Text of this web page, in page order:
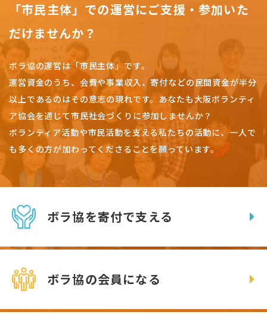
「市民主体」での運営にご支援・参加いた
だけませんか？
ボラ協の運営は「市民主体」です。
運営資金のうち、会費や事業収入、寄付などの民間資金が半分
以上であるのはその意志の現れです。 あなたも大阪ボランティ
ア協会を通じて市民社会づくりに参加しませんか？
ボランティア活動や市民活動を支える私たちの活動に、一人で
も多くの方が加わってくださることを願っています。
ボラ協を寄付で支える
ボラ協の会員になる